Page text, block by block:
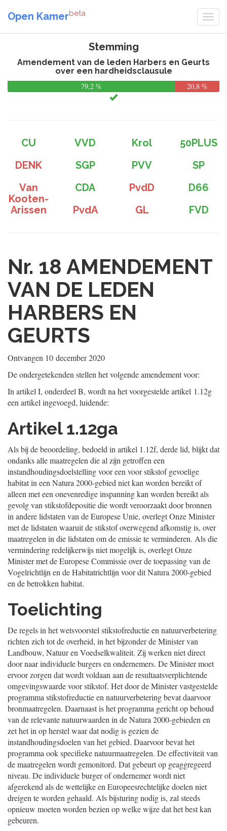
Open Kamerbeta
Stemming
Amendement van de leden Harbers en Geurts
over een hardheidsclausule
79,2 %
20,8 %
CU VVD Krol
50PLUS
DENK
SGP PVV
SP
Van
Kooten-
Arissen
CDA PvdD
D66
PvdA
GL FVD
Nr. 18 AMENDEMENT
VAN DE LEDEN
HARBERS EN
GEURTS
Ontvangen 10 december 2020
De ondergetekenden stellen het volgende amendement voor:
In artikel I, onderdeel B, wordt na het voorgestelde artikel 1.12g
een artikel ingevoegd, luidende:
Artikel 1.12ga
Als bij de beoordeling, bedoeld in artikel 1.12f, derde lid, blijkt dat
ondanks alle maatregelen die al zijn getroffen een
instandhoudingsdoelstelling voor een voor stikstof gevoelige
habitat in een Natura 2000-gebied niet kan worden bereikt of
alleen met een onevenredige inspanning kan worden bereikt als
gevolg van stikstofdepositie die wordt veroorzaakt door bronnen
in andere lidstaten van de Europese Unie, overlegt Onze Minister
met de lidstaten waaruit de stikstof overwegend afkomstig is, over
maatregelen in die lidstaten om de emissie te verminderen. Als die
vermindering redelijkerwijs niet mogelijk is, overlegt Onze
Minister met de Europese Commissie over de toepassing van de
Vogelrichtlijn en de Habitatrichtlijn voor dit Natura 2000-gebied
en de betrokken habitat.
Toelichting
De regels in het wetsvoorstel stikstofreductie en natuurverbetering
richten zich tot de overheid, in het bijzonder de Minister van
Landbouw, Natuur en Voedselkwaliteit. Zij werken niet direct
door naar individuele burgers en ondernemers. De Minister moet
ervoor zorgen dat wordt voldaan aan de resultaatsverplichtende
omgevingswaarde voor stikstof. Het door de Minister vastgestelde
programma stikstofreductie en natuurverbetering bevat daarvoor
bronmaatregelen. Daarnaast is het programma gericht op behoud
van de relevante natuurwaarden in de Natura 2000-gebieden en
zet het in op herstel waar dat nodig is gezien de
instandhoudingsdoelen van het gebied. Daarvoor bevat het
programma ook specifieke natuurmaatregelen. De effectiviteit van
de maatregelen wordt gemonitord. Dat gebeurt op geaggregeerd
niveau. De individuele burger of ondernemer wordt niet
afgerekend als de wettelijke en Europeesrechtelijke doelen niet
dreigen te worden gehaald. Als bijsturing nodig is, zal steeds
opnieuw moeten worden bezien op welke wijze dat het best kan
gebeuren.